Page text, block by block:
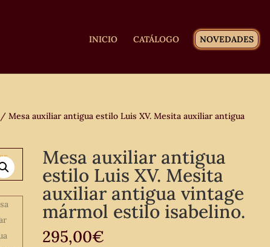
INICIO CATÁLOGO NOVEDADES
/ Mesa auxiliar antigua estilo Luis XV. Mesita auxiliar antigua
Mesa auxiliar antigua
estilo Luis XV. Mesita
auxiliar antigua vintage
mármol estilo isabelino.
295,00€